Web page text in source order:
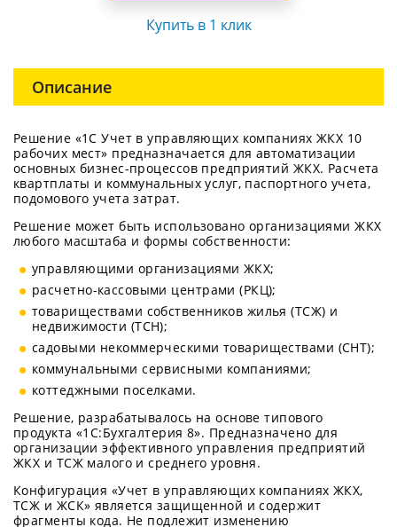
Купить в 1 клик
Описание
Решение «1С Учет в управляющих компаниях ЖКХ 10
рабочих мест» предназначается для автоматизации
основных бизнес-процессов предприятий ЖКХ. Расчета
квартплаты и коммунальных услуг, паспортного учета,
подомового учета затрат.
Решение может быть использовано организациями ЖКХ
любого масштаба и формы собственности:
управляющими организациями ЖКХ;
расчетно-кассовыми центрами (РКЦ);
товариществами собственников жилья (ТСЖ) и
недвижимости (ТСН);
садовыми некоммерческими товариществами (СНТ);
коммунальными сервисными компаниями;
коттеджными поселками.
Решение, разрабатывалось на основе типового
продукта «1С:Бухгалтерия 8». Предназначено для
организации эффективного управления предприятий
ЖКХ и ТСЖ малого и среднего уровня.
Конфигурация «Учет в управляющих компаниях ЖКХ,
ТСЖ и ЖСК» является защищенной и содержит
фрагменты кода. Не подлежит изменению